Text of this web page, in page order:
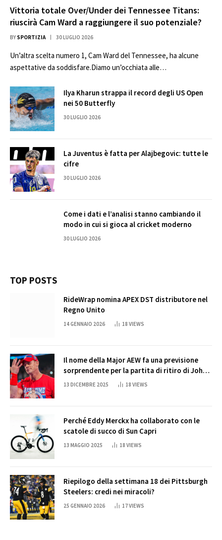
Vittoria totale Over/Under dei Tennessee Titans:
riuscirà Cam Ward a raggiungere il suo potenziale?
BY SPORTIZIA 30 LUGLIO 2026
Un’altra scelta numero 1, Cam Ward del Tennessee, ha alcune
aspettative da soddisfare.Diamo un’occhiata alle…
Ilya Kharun strappa il record degli US Open
nei 50 Butterfly
30 LUGLIO 2026
La Juventus è fatta per Alajbegovic: tutte le
cifre
30 LUGLIO 2026
Come i dati e l’analisi stanno cambiando il
modo in cui si gioca al cricket moderno
30 LUGLIO 2026
TOP POSTS
RideWrap nomina APEX DST distributore nel
Regno Unito
14 GENNAIO 2026 18 VIEWS
Il nome della Major AEW fa una previsione
sorprendente per la partita di ritiro di John
Cena
13 DICEMBRE 2025 18 VIEWS
Perché Eddy Merckx ha collaborato con le
scatole di succo di Sun Capri
13 MAGGIO 2025 18 VIEWS
Riepilogo della settimana 18 dei Pittsburgh
Steelers: credi nei miracoli?
25 GENNAIO 2026 17VIEWS